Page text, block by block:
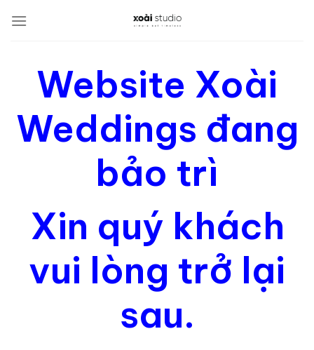
qua
Website Xoài
Weddings đang
bảo trì
Xin quý khách
vui lòng trở lại
sau.